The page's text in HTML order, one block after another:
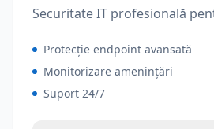
Securitate IT profesională
Protecție endpoint avansată
Monitorizare amenințări
Suport 24/7